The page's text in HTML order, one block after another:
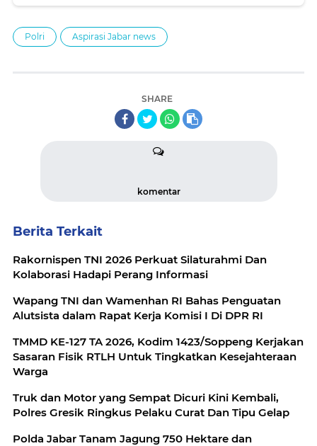
Polri Aspirasi Jabar news
SHARE
komentar
Berita Terkait
Rakornispen TNI 2026 Perkuat Silaturahmi Dan
Kolaborasi Hadapi Perang Informasi
Wapang TNI dan Wamenhan RI Bahas Penguatan
Alutsista dalam Rapat Kerja Komisi I Di DPR RI
TMMD KE-127 TA 2026, Kodim 1423/Soppeng Kerjakan
Sasaran Fisik RTLH Untuk Tingkatkan Kesejahteraan
Warga
Truk dan Motor yang Sempat Dicuri Kini Kembali,
Polres Gresik Ringkus Pelaku Curat Dan Tipu Gelap
Polda Jabar Tanam Jagung 750 Hektare dan